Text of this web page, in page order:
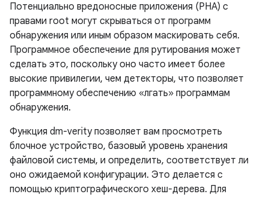
Потенциально вредоносные приложения (PHA) с
правами root могут скрываться от программ
обнаружения или иным образом маскировать себя.
Программное обеспечение для рутирования может
сделать это, поскольку оно часто имеет более
высокие привилегии, чем детекторы, что позволяет
программному обеспечению «лгать» программам
обнаружения.
Функция dm-verity позволяет вам просмотреть
блочное устройство, базовый уровень хранения
файловой системы, и определить, соответствует ли
оно ожидаемой конфигурации. Это делается с
помощью криптографического хеш-дерева. Для